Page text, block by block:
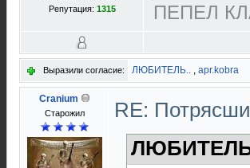
Репутация: 1315 ПЕПЕЛ
Выразили согласие: ЛЮБИТЕЛЬ.. , apr.kobra
Cranium
Старожил
RE: